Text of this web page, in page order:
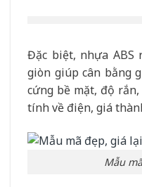
Đặc biệt, nhựa ABS
giòn giúp cân bằng
cứng bề mặt, độ
tính về điện, giá
Mẫu